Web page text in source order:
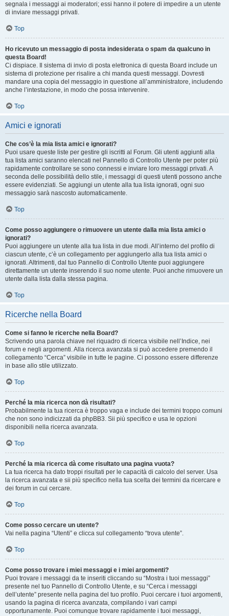
segnala i messaggi ai moderatori; essi hanno il potere di impedire a un utente
di inviare messaggi privati​​.
Top
Ho ricevuto un messaggio di posta indesiderata o spam da qualcuno in
questa Board!
Ci dispiace. Il sistema di invio di posta elettronica di questa Board include un
sistema di protezione per risalire a chi manda questi messaggi. Dovresti
mandare una copia del messaggio in questione all’amministratore, includendo
anche l’intestazione, in modo che possa intervenire.
Top
Amici e ignorati
Che cos’è la mia lista amici e ignorati?
Puoi usare queste liste per gestire gli iscritti al Forum. Gli utenti aggiunti alla
tua lista amici saranno elencati nel Pannello di Controllo Utente per poter più
rapidamente controllare se sono connessi e inviare loro messaggi privati. A
seconda delle possibilità dello stile, i messaggi di questi utenti possono anche
essere evidenziati. Se aggiungi un utente alla tua lista ignorati, ogni suo
messaggio sarà nascosto automaticamente.
Top
Come posso aggiungere o rimuovere un utente dalla mia lista amici o
ignorati?
Puoi aggiungere un utente alla tua lista in due modi. All’interno del profilo di
ciascun utente, c’è un collegamento per aggiungerlo alla tua lista amici o
ignorati. Altrimenti, dal tuo Pannello di Controllo Utente puoi aggiungere
direttamente un utente inserendo il suo nome utente. Puoi anche rimuovere un
utente dalla lista dalla stessa pagina.
Top
Ricerche nella Board
Come si fanno le ricerche nella Board?
Scrivendo una parola chiave nel riquadro di ricerca visibile nell’Indice, nei
forum e negli argomenti. Alla ricerca avanzata si può accedere premendo il
collegamento “Cerca” visibile in tutte le pagine. Ci possono essere differenze
in base allo stile utilizzato.
Top
Perché la mia ricerca non dà risultati?
Probabilmente la tua ricerca è troppo vaga e include dei termini troppo comuni
che non sono indicizzati da phpBB3. Sii più specifico e usa le opzioni
disponibili nella ricerca avanzata.
Top
Perché la mia ricerca dà come risultato una pagina vuota?
La tua ricerca ha dato troppi risultati per le capacità di calcolo del server. Usa
la ricerca avanzata e sii più specifico nella tua scelta dei termini da ricercare e
dei forum in cui cercare.
Top
Come posso cercare un utente?
Vai nella pagina “Utenti” e clicca sul collegamento “trova utente”.
Top
Come posso trovare i miei messaggi e i miei argomenti?
Puoi trovare i messaggi da te inseriti cliccando su “Mostra i tuoi messaggi”
presente nel tuo Pannello di Controllo Utente, e su “Cerca i messaggi
dell’utente” presente nella pagina del tuo profilo. Puoi cercare i tuoi argomenti,
usando la pagina di ricerca avanzata, compilando i vari campi
opportunamente. Puoi comunque trovare rapidamente i tuoi messaggi,